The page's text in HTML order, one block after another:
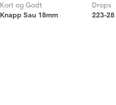
Kort og Godt
Knapp Sau 18mm
Drops
223-